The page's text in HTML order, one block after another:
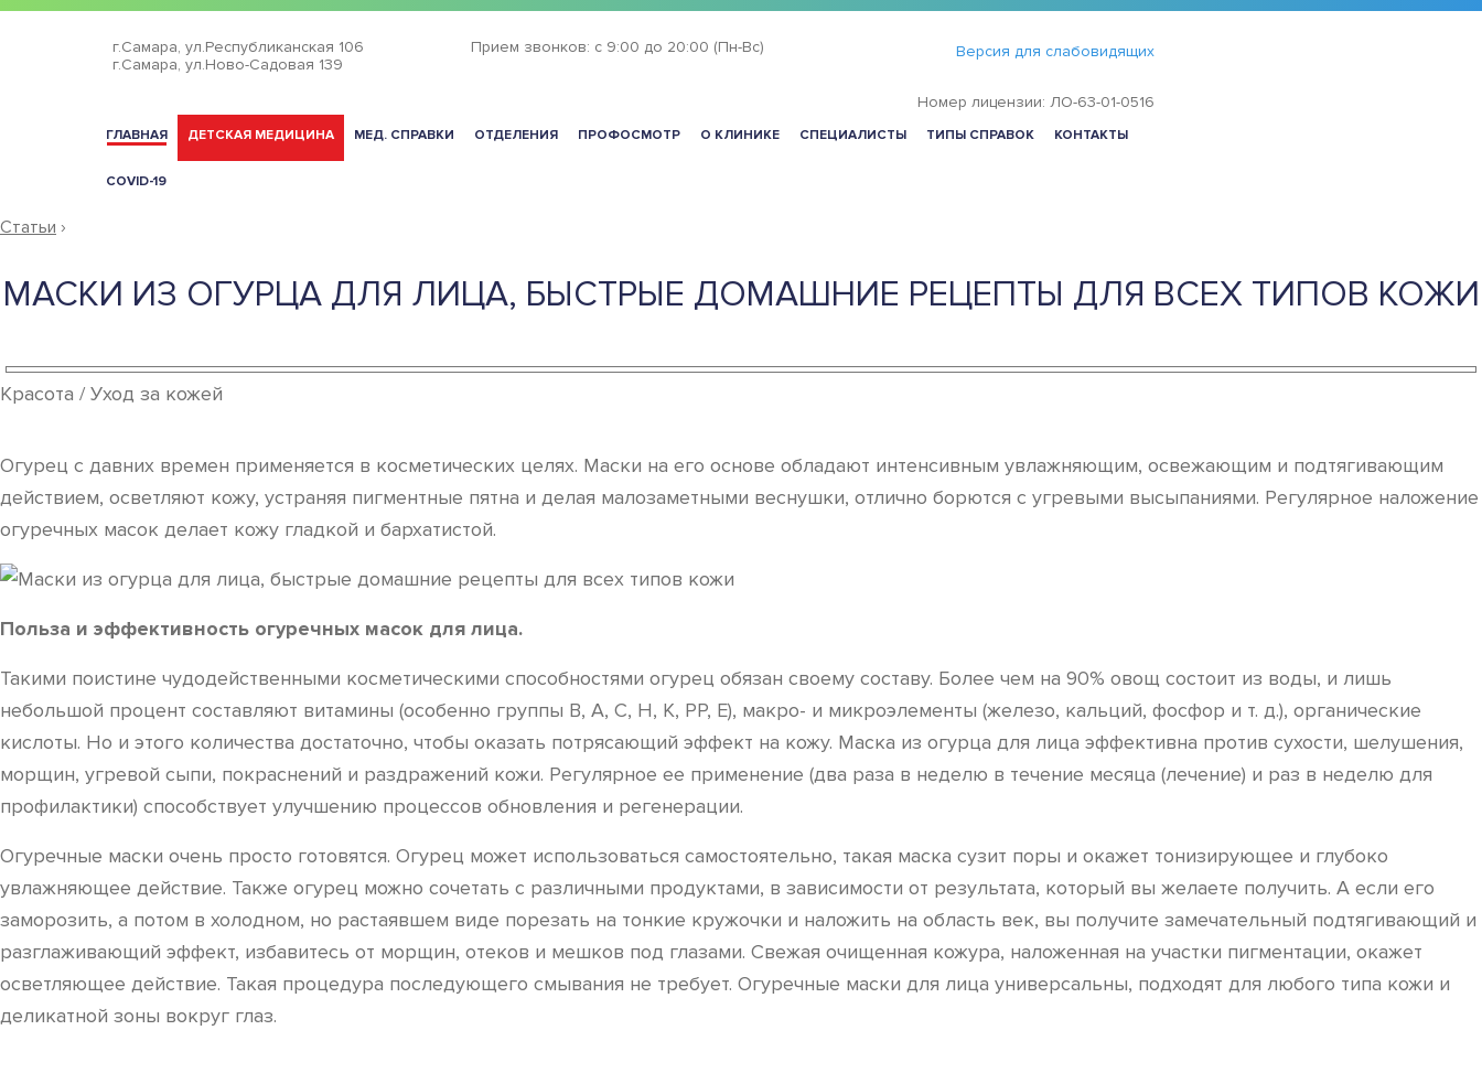
г.Самара, ул.Республиканская 106
г.Самара, ул.Ново-Садовая 139
Прием звонков: с 9:00 до 20:00 (Пн-Вс) Версия для слабовидящих
Номер лицензии: ЛО-63-01-0516
ГЛАВНАЯ ДЕТСКАЯ МЕДИЦИНА МЕД. СПРАВКИ ОТДЕЛЕНИЯ ПРОФОСМОТР О КЛИНИКЕ СПЕЦИАЛИСТЫ ТИПЫ СПРАВОК КОНТАКТЫ
COVID-19
Статьи ›
МАСКИ ИЗ ОГУРЦА ДЛЯ ЛИЦА, БЫСТРЫЕ ДОМАШНИЕ РЕЦЕПТЫ ДЛЯ ВСЕХ ТИПОВ КОЖИ
Красота / Уход за кожей
Огурец с давних времен применяется в косметических целях. Маски на его основе обладают интенсивным увлажняющим, освежающим и подтягивающим
действием, осветляют кожу, устраняя пигментные пятна и делая малозаметными веснушки, отлично борются с угревыми высыпаниями. Регулярное наложение
огуречных масок делает кожу гладкой и бархатистой.
Польза и эффективность огуречных масок для лица.
Такими поистине чудодейственными косметическими способностями огурец обязан своему составу. Более чем на 90% овощ состоит из воды, и лишь
небольшой процент составляют витамины (особенно группы B, A, C, H, K, PP, Е), макро- и микроэлементы (железо, кальций, фосфор и т. д.), органические
кислоты. Но и этого количества достаточно, чтобы оказать потрясающий эффект на кожу. Маска из огурца для лица эффективна против сухости, шелушения,
морщин, угревой сыпи, покраснений и раздражений кожи. Регулярное ее применение (два раза в неделю в течение месяца (лечение) и раз в неделю для
профилактики) способствует улучшению процессов обновления и регенерации.
Огуречные маски очень просто готовятся. Огурец может использоваться самостоятельно, такая маска сузит поры и окажет тонизирующее и глубоко
увлажняющее действие. Также огурец можно сочетать с различными продуктами, в зависимости от результата, который вы желаете получить. А если его
заморозить, а потом в холодном, но растаявшем виде порезать на тонкие кружочки и наложить на область век, вы получите замечательный подтягивающий и
разглаживающий эффект, избавитесь от морщин, отеков и мешков под глазами. Свежая очищенная кожура, наложенная на участки пигментации, окажет
осветляющее действие. Такая процедура последующего смывания не требует. Огуречные маски для лица универсальны, подходят для любого типа кожи и
деликатной зоны вокруг глаз.